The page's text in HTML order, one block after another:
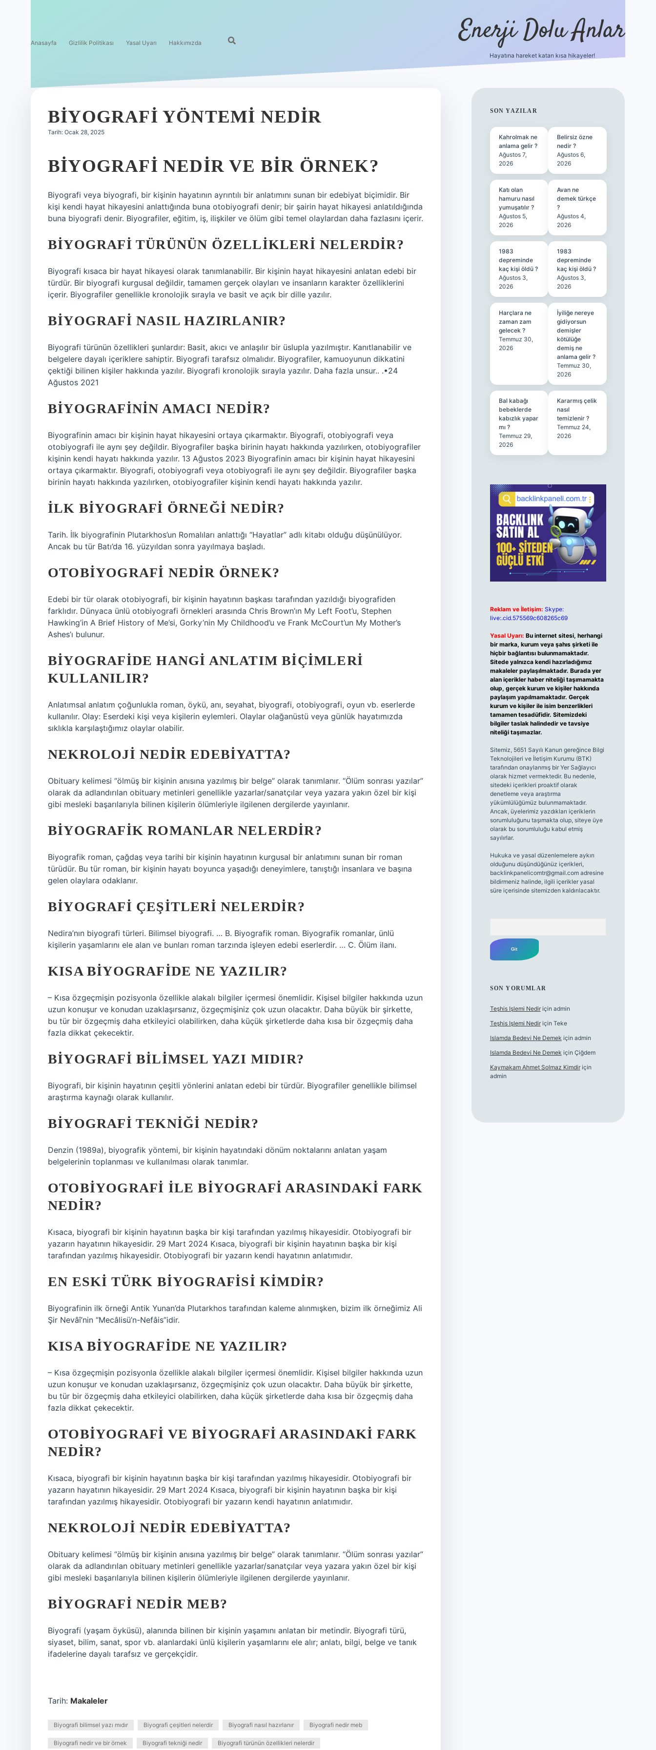
Anasayfa Gizlilik Politikası Yasal Uyarı Hakkımızda Enerji Dolu Anlar
Hayatına hareket katan kısa hikayeler!
BIYOGRAFI YÖNTEMI NEDIR
Tarih: Ocak 28, 2025
BIYOGRAFI NEDIR VE BIR ÖRNEK?
Biyografi veya biyografi, bir kişinin hayatının ayrıntılı bir anlatımını sunan bir edebiyat biçimidir. Bir
kişi kendi hayat hikayesini anlattığında buna otobiyografi denir; bir şairin hayat hikayesi anlatıldığında
buna biyografi denir. Biyografiler, eğitim, iş, ilişkiler ve ölüm gibi temel olaylardan daha fazlasını içerir.
BIYOGRAFI TÜRÜNÜN ÖZELLIKLERI NELERDIR?
Biyografi kısaca bir hayat hikayesi olarak tanımlanabilir. Bir kişinin hayat hikayesini anlatan edebi bir
türdür. Bir biyografi kurgusal değildir, tamamen gerçek olayları ve insanların karakter özelliklerini
içerir. Biyografiler genellikle kronolojik sırayla ve basit ve açık bir dille yazılır.
BIYOGRAFI NASIL HAZIRLANIR?
Biyografi türünün özellikleri şunlardır: Basit, akıcı ve anlaşılır bir üslupla yazılmıştır. Kanıtlanabilir ve
belgelere dayalı içeriklere sahiptir. Biyografi tarafsız olmalıdır. Biyografiler, kamuoyunun dikkatini
çektiği bilinen kişiler hakkında yazılır. Biyografi kronolojik sırayla yazılır. Daha fazla unsur.. .•24
Ağustos 2021
BIYOGRAFININ AMACI NEDIR?
Biyografinin amacı bir kişinin hayat hikayesini ortaya çıkarmaktır. Biyografi, otobiyografi veya
otobiyografi ile aynı şey değildir. Biyografiler başka birinin hayatı hakkında yazılırken, otobiyografiler
kişinin kendi hayatı hakkında yazılır. 13 Ağustos 2023 Biyografinin amacı bir kişinin hayat hikayesini
ortaya çıkarmaktır. Biyografi, otobiyografi veya otobiyografi ile aynı şey değildir. Biyografiler başka
birinin hayatı hakkında yazılırken, otobiyografiler kişinin kendi hayatı hakkında yazılır.
İLK BIYOGRAFI ÖRNEĞI NEDIR?
Tarih. İlk biyografinin Plutarkhos’un Romalıları anlattığı “Hayatlar” adlı kitabı olduğu düşünülüyor.
Ancak bu tür Batı’da 16. yüzyıldan sonra yayılmaya başladı.
OTOBIYOGRAFI NEDIR ÖRNEK?
Edebi bir tür olarak otobiyografi, bir kişinin hayatının başkası tarafından yazıldığı biyografiden
farklıdır. Dünyaca ünlü otobiyografi örnekleri arasında Chris Brown’ın My Left Foot’u, Stephen
Hawking’in A Brief History of Me’si, Gorky’nin My Childhood’u ve Frank McCourt’un My Mother’s
Ashes’ı bulunur.
BIYOGRAFIDE HANGI ANLATIM BIÇIMLERI
KULLANILIR?
Anlatımsal anlatım çoğunlukla roman, öykü, anı, seyahat, biyografi, otobiyografi, oyun vb. eserlerde
kullanılır. Olay: Eserdeki kişi veya kişilerin eylemleri. Olaylar olağanüstü veya günlük hayatımızda
sıklıkla karşılaştığımız olaylar olabilir.
NEKROLOJI NEDIR EDEBIYATTA?
Obituary kelimesi “ölmüş bir kişinin anısına yazılmış bir belge” olarak tanımlanır. “Ölüm sonrası yazılar”
olarak da adlandırılan obituary metinleri genellikle yazarlar/sanatçılar veya yazara yakın özel bir kişi
gibi mesleki başarılarıyla bilinen kişilerin ölümleriyle ilgilenen dergilerde yayınlanır.
BIYOGRAFIK ROMANLAR NELERDIR?
Biyografik roman, çağdaş veya tarihi bir kişinin hayatının kurgusal bir anlatımını sunan bir roman
türüdür. Bu tür roman, bir kişinin hayatı boyunca yaşadığı deneyimlere, tanıştığı insanlara ve başına
gelen olaylara odaklanır.
BIYOGRAFI ÇEŞITLERI NELERDIR?
Nedira’nın biyografi türleri. Bilimsel biyografi. … B. Biyografik roman. Biyografik romanlar, ünlü
kişilerin yaşamlarını ele alan ve bunları roman tarzında işleyen edebi eserlerdir. … C. Ölüm ilanı.
KISA BIYOGRAFIDE NE YAZILIR?
– Kısa özgeçmişin pozisyonla özellikle alakalı bilgiler içermesi önemlidir. Kişisel bilgiler hakkında uzun
uzun konuşur ve konudan uzaklaşırsanız, özgeçmişiniz çok uzun olacaktır. Daha büyük bir şirkette,
bu tür bir özgeçmiş daha etkileyici olabilirken, daha küçük şirketlerde daha kısa bir özgeçmiş daha
fazla dikkat çekecektir.
BIYOGRAFI BILIMSEL YAZI MIDIR?
Biyografi, bir kişinin hayatının çeşitli yönlerini anlatan edebi bir türdür. Biyografiler genellikle bilimsel
araştırma kaynağı olarak kullanılır.
BIYOGRAFI TEKNIĞI NEDIR?
Denzin (1989a), biyografik yöntemi, bir kişinin hayatındaki dönüm noktalarını anlatan yaşam
belgelerinin toplanması ve kullanılması olarak tanımlar.
OTOBIYOGRAFI ILE BIYOGRAFI ARASINDAKI FARK
NEDIR?
Kısaca, biyografi bir kişinin hayatının başka bir kişi tarafından yazılmış hikayesidir. Otobiyografi bir
yazarın hayatının hikayesidir. 29 Mart 2024 Kısaca, biyografi bir kişinin hayatının başka bir kişi
tarafından yazılmış hikayesidir. Otobiyografi bir yazarın kendi hayatının anlatımıdır.
EN ESKI TÜRK BIYOGRAFISI KIMDIR?
Biyografinin ilk örneği Antik Yunan’da Plutarkhos tarafından kaleme alınmışken, bizim ilk örneğimiz Ali
Şir Nevâî’nin “Mecâlisü’n-Nefâis”idir.
KISA BIYOGRAFIDE NE YAZILIR?
– Kısa özgeçmişin pozisyonla özellikle alakalı bilgiler içermesi önemlidir. Kişisel bilgiler hakkında uzun
uzun konuşur ve konudan uzaklaşırsanız, özgeçmişiniz çok uzun olacaktır. Daha büyük bir şirkette,
bu tür bir özgeçmiş daha etkileyici olabilirken, daha küçük şirketlerde daha kısa bir özgeçmiş daha
fazla dikkat çekecektir.
OTOBIYOGRAFI VE BIYOGRAFI ARASINDAKI FARK
NEDIR?
Kısaca, biyografi bir kişinin hayatının başka bir kişi tarafından yazılmış hikayesidir. Otobiyografi bir
yazarın hayatının hikayesidir. 29 Mart 2024 Kısaca, biyografi bir kişinin hayatının başka bir kişi
tarafından yazılmış hikayesidir. Otobiyografi bir yazarın kendi hayatının anlatımıdır.
NEKROLOJI NEDIR EDEBIYATTA?
Obituary kelimesi “ölmüş bir kişinin anısına yazılmış bir belge” olarak tanımlanır. “Ölüm sonrası yazılar”
olarak da adlandırılan obituary metinleri genellikle yazarlar/sanatçılar veya yazara yakın özel bir kişi
gibi mesleki başarılarıyla bilinen kişilerin ölümleriyle ilgilenen dergilerde yayınlanır.
BIYOGRAFI NEDIR MEB?
Biyografi (yaşam öyküsü), alanında bilinen bir kişinin yaşamını anlatan bir metindir. Biyografi türü,
siyaset, bilim, sanat, spor vb. alanlardaki ünlü kişilerin yaşamlarını ele alır; anlatı, bilgi, belge ve tanık
ifadelerine dayalı tarafsız ve gerçekçidir.
Tarih: Makaleler
Biyografi bilimsel yazı mıdır Biyografi çeşitleri nelerdir Biyografi nasıl hazırlanır Biyografi nedir meb
Biyografi nedir ve bir örnek Biyografi tekniği nedir Biyografi türünün özellikleri nelerdir
SIDEBAR
SON YAZILAR
Kahrolmak ne
anlama gelir ?
Ağustos 7,
2026
Belirsiz özne
nedir ?
Ağustos 6,
2026
Katı olan
hamuru nasıl
yumuşatılır ?
Ağustos 5,
2026
Avan ne
demek türkçe
?
Ağustos 4,
2026
1983
depreminde
kaç kişi öldü ?
Ağustos 3,
2026
1983
depreminde
kaç kişi öldü ?
Ağustos 3,
2026
Harçlara ne
zaman zam
gelecek ?
Temmuz 30,
2026
İyiliğe nereye
gidiyorsun
demişler
kötülüğe
demiş ne
anlama gelir ?
Temmuz 30,
2026
Bal kabağı
bebeklerde
kabızlık yapar
mı ?
Temmuz 29,
2026
Kararmış çelik
nasıl
temizlenir ?
Temmuz 24,
2026
Reklam ve İletişim: Skype:
live:.cid.575569c608265c69
Yasal Uyarı: Bu internet sitesi, herhangi
bir marka, kurum veya şahıs şirketi ile
hiçbir bağlantısı bulunmamaktadır.
Sitede yalnızca kendi hazırladığımız
makaleler paylaşılmaktadır. Burada yer
alan içerikler haber niteliği taşımamakta
olup, gerçek kurum ve kişiler hakkında
paylaşım yapılmamaktadır. Gerçek
kurum ve kişiler ile isim benzerlikleri
tamamen tesadüfidir. Sitemizdeki
bilgiler taslak halindedir ve tavsiye
niteliği taşımazlar.
Sitemiz, 5651 Sayılı Kanun gereğince Bilgi
Teknolojileri ve İletişim Kurumu (BTK)
tarafından onaylanmış bir Yer Sağlayıcı
olarak hizmet vermektedir. Bu nedenle,
sitedeki içerikleri proaktif olarak
denetleme veya araştırma
yükümlülüğümüz bulunmamaktadır.
Ancak, üyelerimiz yazdıkları içeriklerin
sorumluluğunu taşımakta olup, siteye üye
olarak bu sorumluluğu kabul etmiş
sayılırlar.
Hukuka ve yasal düzenlemelere aykırı
olduğunu düşündüğünüz içerikleri,
backlinkpanelicomtr@gmail.comadresine
bildirmeniz halinde, ilgili içerikler yasal
süre içerisinde sitemizden kaldırılacaktır.
SON YORUMLAR
Teşhis Işlemi Nediriçin admin
Teşhis Işlemi Nediriçin Teke
Islamda Bedevi Ne Demek için admin
Islamda Bedevi Ne Demek için Çiğdem
Kaymakam Ahmet Solmaz Kimdiriçin
admin
betexper güncel giriş